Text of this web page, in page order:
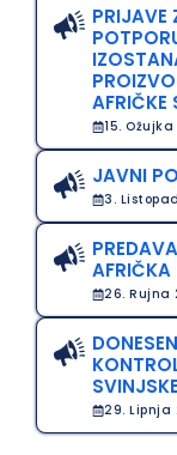
PRIJAVE
AFRIČKE
15.
JAVNI
3.
26. Rujna
29. Lipnja